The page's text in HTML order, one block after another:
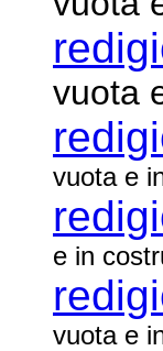
vuota
vuota e
e in
vuota e